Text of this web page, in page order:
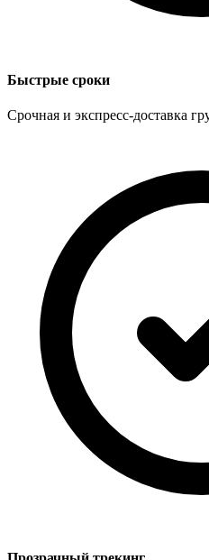
Быстрые сроки
Срочная и экспресс-доставка